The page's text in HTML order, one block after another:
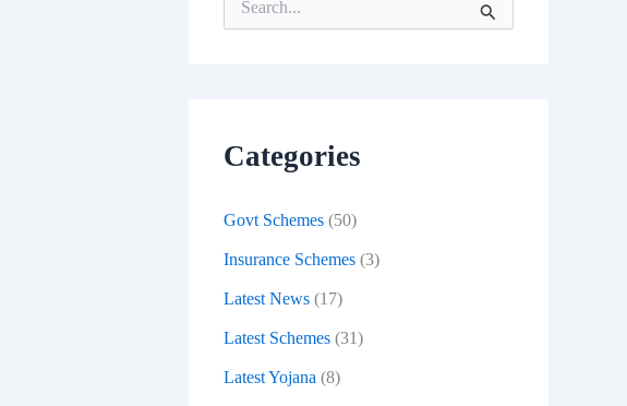
o
Categories
Govt Schemes (50)
Insurance Schemes (3)
Latest News (17)
Latest Schemes (31)
Latest Yojana (8)